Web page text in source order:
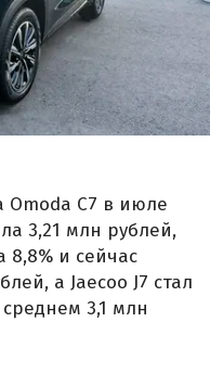
C7 в июле
3,21 млн рублей,
8,8% и сейчас
а Jaecoo J7 стал
3,1 млн